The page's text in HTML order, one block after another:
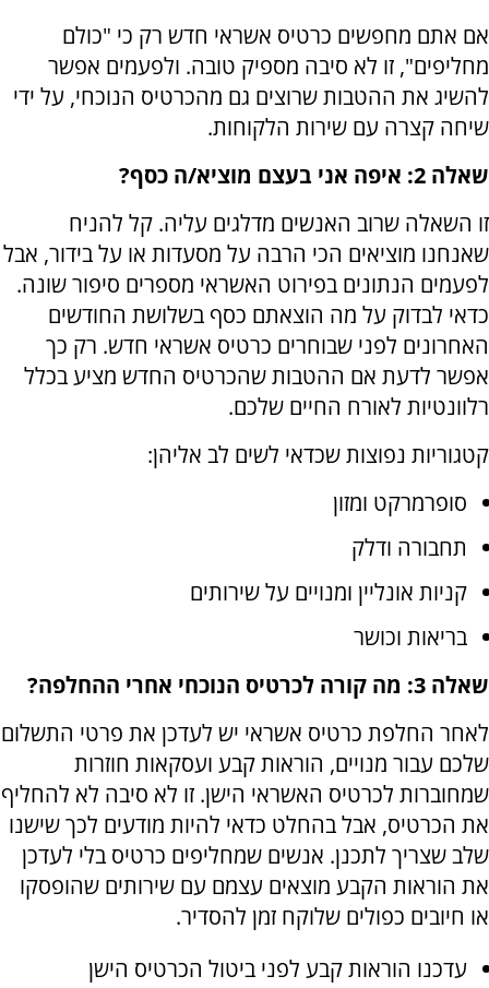
אם אתם מחפשים כרטיס אשראי חדש רק כי "כולם
מחליפים", זו לא סיבה מספיק טובה. ולפעמים אפשר
להשיג את ההטבות שרוצים גם מהכרטיס הנוכחי, על ידי
שיחה קצרה עם שירות הלקוחות.
שאלה 2: איפה אני בעצם מוציא/ה כסף?
זו השאלה שרוב האנשים מדלגים עליה. קל להניח
שאנחנו מוציאים הכי הרבה על מסעדות או על בידור, אבל
לפעמים הנתונים בפירוט האשראי מספרים סיפור שונה.
כדאי לבדוק על מה הוצאתם כסף בשלושת החודשים
האחרונים לפני שבוחרים כרטיס אשראי חדש. רק כך
אפשר לדעת אם ההטבות שהכרטיס החדש מציע בכלל
רלוונטיות לאורח החיים שלכם.
קטגוריות נפוצות שכדאי לשים לב אליהן:
סופרמרקט ומזון
תחבורה ודלק
קניות אונליין ומנויים על שירותים
בריאות וכושר
שאלה 3: מה קורה לכרטיס הנוכחי אחרי ההחלפה?
לאחר החלפת כרטיס אשראי יש לעדכן את פרטי התשלום
שלכם עבור מנויים, הוראות קבע ועסקאות חוזרות
שמחוברות לכרטיס האשראי הישן. זו לא סיבה לא להחליף
את הכרטיס, אבל בהחלט כדאי להיות מודעים לכך שישנו
שלב שצריך לתכנן. אנשים שמחליפים כרטיס בלי לעדכן
את הוראות הקבע מוצאים עצמם עם שירותים שהופסקו
או חיובים כפולים שלוקח זמן להסדיר.
עדכנו הוראות קבע לפני ביטול הכרטיס הישן